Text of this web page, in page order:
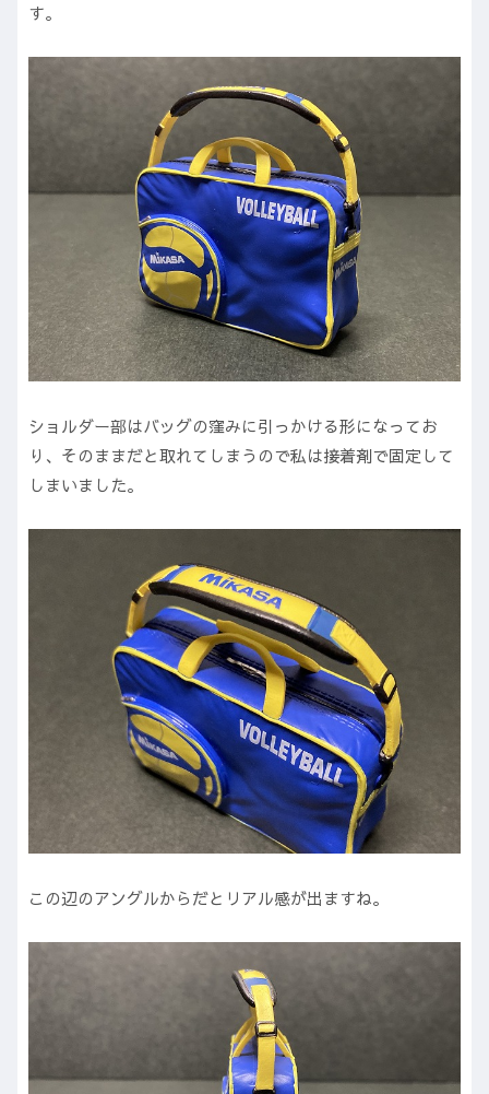
す。
ショルダー部はバッグの窪みに引っかける形になってお
り、そのままだと取れてしまうので私は接着剤で固定して
しまいました。
この辺のアングルからだとリアル感が出ますね。